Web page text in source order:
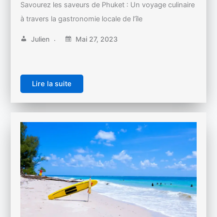
Savourez les saveurs de Phuket : Un voyage culinaire
à travers la gastronomie locale de l’île
Julien Mai 27, 2023
Lire la suite